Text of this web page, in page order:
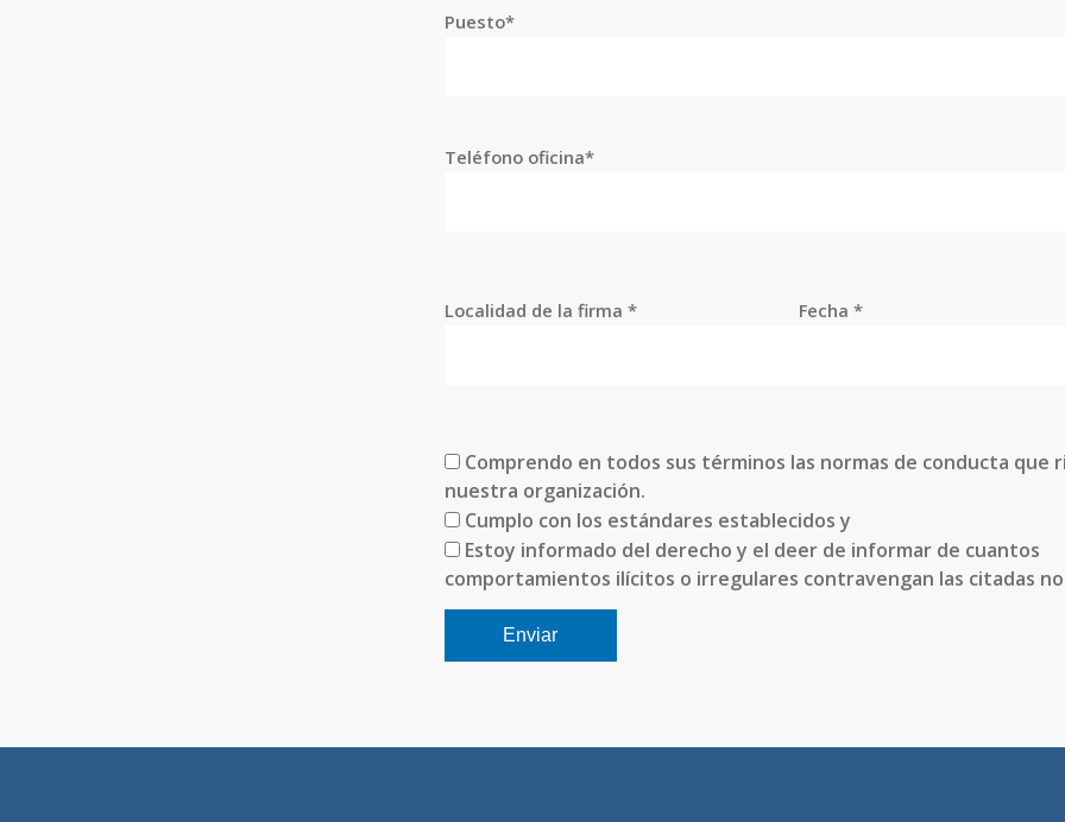
Puesto*
Teléfono oficina*
Localidad de la firma * Fecha *
Comprendo en todos sus términos las normas de conducta que
nuestra organización.
Cumplo con los estándares establecidos y
Estoy informado del derecho y el deer de informar de cuantos
comportamientos ilícitos o irregulares contravengan las citadas